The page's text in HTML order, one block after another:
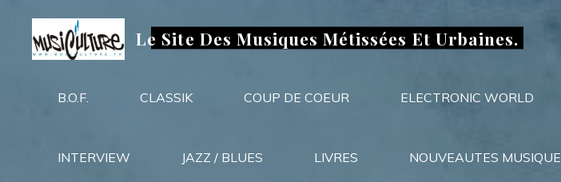
contenu
Le Site Des Musiques Métissées Et Urbaines.
B.O.F. CLASSIK COUP DE COEUR ELECTRONIC WORLD
INTERVIEW JAZZ / BLUES LIVRES NOUVEAUTES MUSIQUE